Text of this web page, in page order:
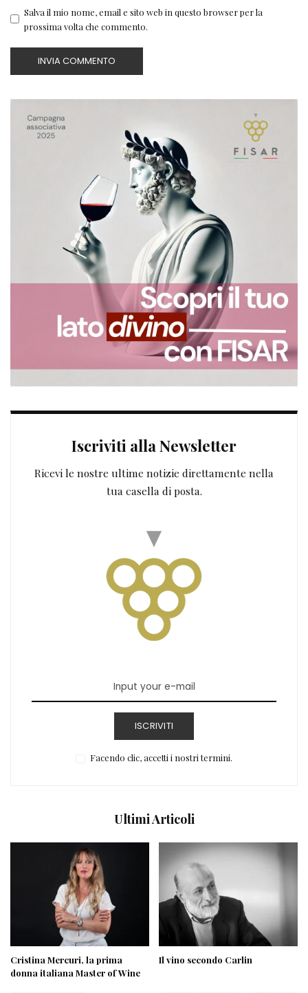
Salva il mio nome, email e sito web in questo browser per la
prossima volta che commento.
Iscriviti alla Newsletter
Ricevi le nostre ultime notizie direttamente nella
tua casella di posta.
ISCRIVITI
Facendo clic, accetti i nostri termini.
Ultimi Articoli
Cristina Mercuri, la prima
donna italiana Master of Wine
Il vino secondo Carlin